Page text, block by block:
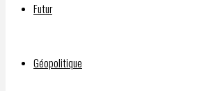
Futur
Géopolitiquecannibalisme